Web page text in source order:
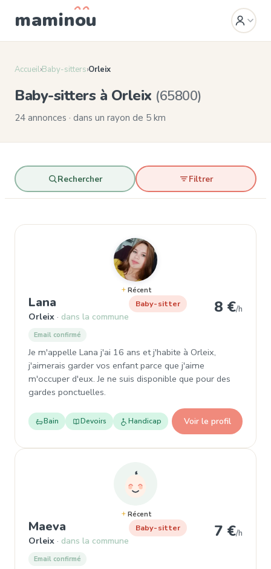
maminou
Accueil›Baby-sitters›Orleix
Baby-sitters à Orleix (65800)
24 annonces · dans un rayon de 5 km
Rechercher Filtrer
Récent
Lana , Baby-sitter à Orleix
Orleix dans la commune
Baby-sitter 8 €/h
Email confirmé
Je m'appelle Lana j'ai 16 ans et j'habite à Orleix,
j'aimerais garder vos enfant parce que j'aime
m'occuper d'eux. Je ne suis disponible que pour des
gardes ponctuelles.
Bain Devoirs Handicap Voir le profil
Récent
Maeva , Baby-sitter à Orleix
Orleix dans la commune
Baby-sitter 7 €/h
Email confirmé